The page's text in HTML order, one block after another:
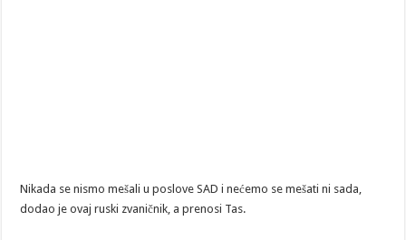
Nikada se nismo mešali u poslove SAD i nećemo se mešati ni sada,
dodao je ovaj ruski zvaničnik, a prenosi Tas.